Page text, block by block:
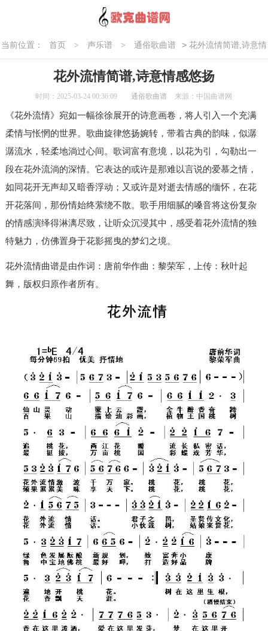
当前位置： 首页 > 声乐谱 > 通俗歌曲谱 > 花外流情简谱,诗意情
花外流情简谱,诗意情感悠扬
时间：2025-03-24 00:36:09 通俗歌曲谱 来源：中国曲谱网
《花外流情》宛如一幅徐徐展开的诗意画卷，将人引入一个充满
柔情与怅惘的世界。歌曲旋律悠扬婉转，带着古典的韵味，似潺
潺流水，轻柔地淌过心间。歌词富有意境，以花为引，勾勒出一
段在花外流淌的深情。它表达的或许是那难以言说的爱慕之情，
如同花开无声却又暗香浮动；又或许是对逝去情感的缅怀，在花
开花落间，那份情始终萦绕不散。歌手用细腻的嗓音将这份复杂
的情感演绎得淋漓尽致，让听众沉浸其中，感受着花外流情的独
特魅力，仿佛置身于花影摇曳的梦幻之境。
花外流情曲谱是由作词：唐前华作曲：黎荣军，上传：秋叶起
舞，版权归原作者所有。